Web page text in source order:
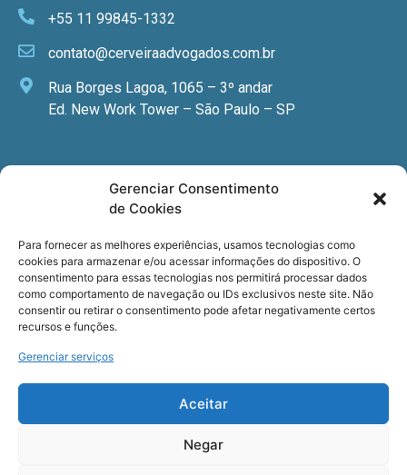
Gerenciar Consentimento
de Cookies
Para fornecer as melhores experiências, usamos tecnologias como
cookies para armazenar e/ou acessar informações do dispositivo. O
consentimento para essas tecnologias nos permitirá processar dados
como comportamento de navegação ou IDs exclusivos neste site. Não
consentir ou retirar o consentimento pode afetar negativamente certos
recursos e funções.
Gerenciar serviços
Aceitar
Negar
+55 11 99845-1332
contato@cerveiraadvogados.com.br
Rua Borges Lagoa, 1065 – 3º andar
Ed. New Work Tower – São Paulo – SP
Newsletter
especializadas, cursos e eventos?
Registre seu email.
Termos de usoe aPolítica de privacidade